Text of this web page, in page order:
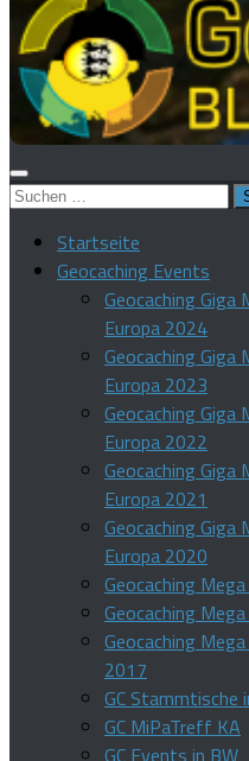
Suchen
Startseite
Geocaching Events
Geocaching Giga
Europa 2024
Geocaching Giga
Europa 2023
Geocaching Giga
Europa 2022
Geocaching Giga
Europa 2021
Geocaching Giga
Europa 2020
Geocaching
Geocaching
Geocaching
2017
GC Stammtische
GC MiPaTreff KA
GC Events in BW